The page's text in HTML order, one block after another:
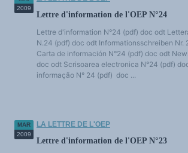
LES FONDAMENTAUX
Les acteurs du plurilinguisme
Multilinguismes et plurilinguismes
Politiques et droits linguistiques
Dynamique des langues
Langues et histoire
Langues, sciences et philosophie
Science ouverte
Culture et industries culturelles
Economique et social
International
2009
Lettre d'information de l'OEP N°24
Lettre d'information N°24 (pdf) doc odt
N.24 (pdf) doc odt Informationsschreiben Nr.
Carta de información N°24 (pdf) doc odt
doc odt Scrisoarea electronica N°24 (pdf)
informação N° 24 (pdf) doc ...
MAR
2009
LA LETTRE DE L'OEP
Lettre d'information de l'OEP N°23